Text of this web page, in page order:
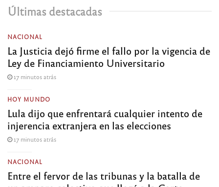
Últimas destacadas
NACIONAL
La Justicia dejó firme el fallo por la vigencia de
Ley de Financiamiento Universitario
17 minutos atrás
HOY MUNDO
Lula dijo que enfrentará cualquier intento de
injerencia extranjera en las elecciones
17 minutos atrás
NACIONAL
Entre el fervor de las tribunas y la batalla de